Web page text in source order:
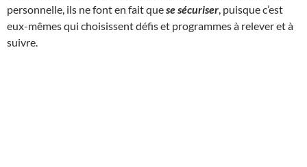
personnelle, ils ne font en fait quese sécuriser , puisque c’est
eux-mêmes qui choisissent défis et programmes à relever et à
suivre.